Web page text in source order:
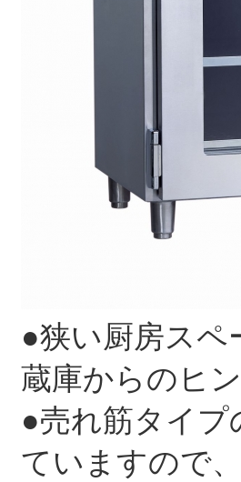
●狭い厨房スペ
蔵庫からのヒ
●売れ筋タイプ
ていますので